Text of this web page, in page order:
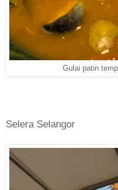
Gulai patin
Selera Selangor